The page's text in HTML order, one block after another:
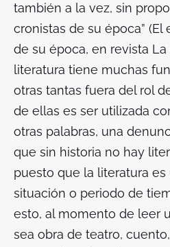
también a la vez, sin
cronistas de su época” (El
de su época, en revista La
literatura tiene muchas
otras tantas fuera del rol
de ellas es ser utilizada
otras palabras, una
que sin historia no hay
puesto que la literatura
situación o periodo de
esto, al momento de leer
sea obra de teatro,